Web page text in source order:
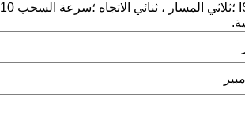
ISO 7810 ، 7811 ، 7813 ؛ثلاثي المسار ، ثنائي الاتجاه ؛سرعة السحب 10